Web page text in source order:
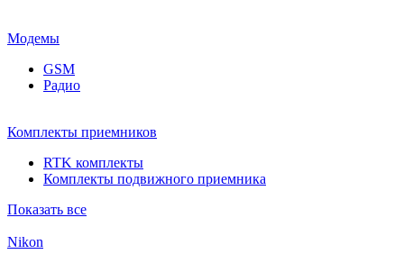
Модемы
GSM
Радио
Комплекты приемников
RTK комплекты
Комплекты подвижного приемника
Показать все
Nikon